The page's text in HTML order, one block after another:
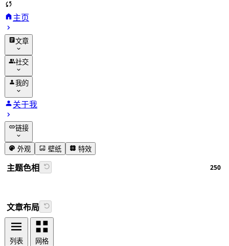
主页
文章
归档
分类
标签
社交
友链
留言
我的
动态
追番
番组计划
书签导航
关于我
链接
GitHub
Firefly文档
外观 壁纸 特效
主题色相 250
文章布局
列表 网格